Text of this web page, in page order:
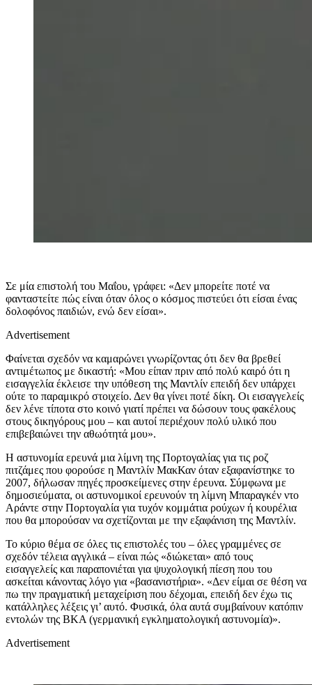
Σε μία επιστολή του Μαΐου, γράφει: «Δεν μπορείτε ποτέ να
φανταστείτε πώς είναι όταν όλος ο κόσμος πιστεύει ότι είσαι ένας
δολοφόνος παιδιών, ενώ δεν είσαι».
Advertisement
Φαίνεται σχεδόν να καμαρώνει γνωρίζοντας ότι δεν θα βρεθεί
αντιμέτωπος με δικαστή: «Μου είπαν πριν από πολύ καιρό ότι η
εισαγγελία έκλεισε την υπόθεση της Μαντλίν επειδή δεν υπάρχει
ούτε το παραμικρό στοιχείο. Δεν θα γίνει ποτέ δίκη. Οι εισαγγελείς
δεν λένε τίποτα στο κοινό γιατί πρέπει να δώσουν τους φακέλους
στους δικηγόρους μου – και αυτοί περιέχουν πολύ υλικό που
επιβεβαιώνει την αθωότητά μου».
Η αστυνομία ερευνά μια λίμνη της Πορτογαλίας για τις ροζ
πιτζάμες που φορούσε η Μαντλίν ΜακΚαν όταν εξαφανίστηκε το
2007, δήλωσαν πηγές προσκείμενες στην έρευνα. Σύμφωνα με
δημοσιεύματα, οι αστυνομικοί ερευνούν τη λίμνη Μπαραγκέν ντο
Αράντε στην Πορτογαλία για τυχόν κομμάτια ρούχων ή κουρέλια
που θα μπορούσαν να σχετίζονται με την εξαφάνιση της Μαντλίν.
Το κύριο θέμα σε όλες τις επιστολές του – όλες γραμμένες σε
σχεδόν τέλεια αγγλικά – είναι πώς «διώκεται» από τους
εισαγγελείς και παραπονιέται για ψυχολογική πίεση που του
ασκείται κάνοντας λόγο για «βασανιστήρια». «Δεν είμαι σε θέση να
πω την πραγματική μεταχείριση που δέχομαι, επειδή δεν έχω τις
κατάλληλες λέξεις γι’ αυτό. Φυσικά, όλα αυτά συμβαίνουν κατόπιν
εντολών της BKA (γερμανική εγκληματολογική αστυνομία)».
Advertisement